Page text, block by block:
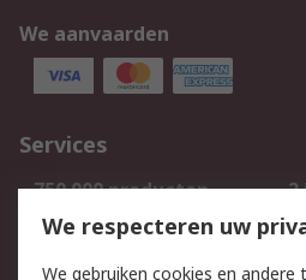
We aanvaarden
Services
750.000 producten
Bestellen
We respecteren uw
We gebruiken cookies en